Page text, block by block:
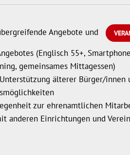
Angebote und
(Englisch 55+,
gemeinsames Mittagessen)
älterer Bürger/innen
zur ehrenamtlichen
anderen Einrichtungen und